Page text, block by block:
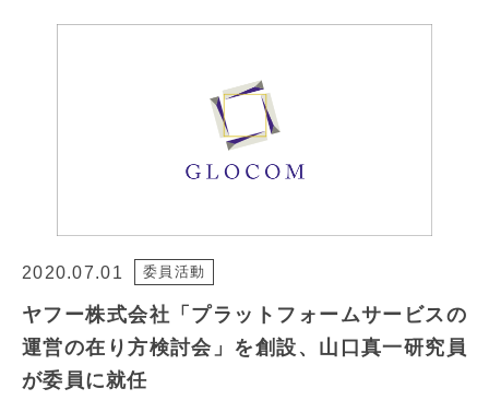
2020.07.01 委員活動
ヤフー株式会社「プラットフォームサービスの
運営の在り方検討会」を創設、山口真一研究員
が委員に就任